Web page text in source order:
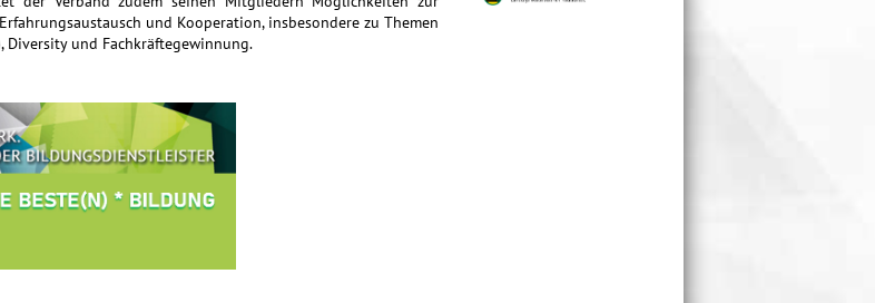
und Kooperation, insbesondere zu Themen
Diversity und Fachkräftegewinnung.